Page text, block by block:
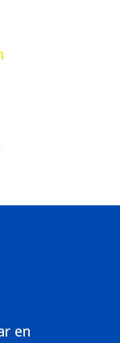
en